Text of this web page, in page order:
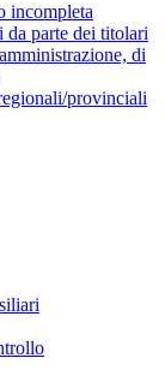
incompleta
da parte dei titolari
di
provinciali